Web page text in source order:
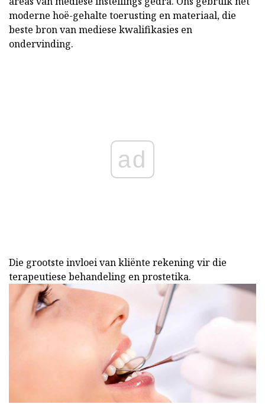
moderne hoë-gehalte toerusting en materiaal, die
beste bron van mediese kwalifikasies en
ondervinding.
ad
Die grootste invloei van kliënte rekening vir die
terapeutiese behandeling en prostetika.